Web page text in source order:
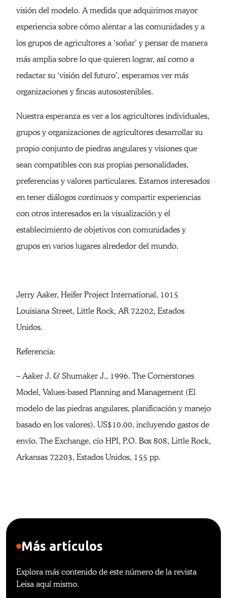
visión del modelo. A medida que adquirimos mayor
experiencia sobre cómo alentar a las comunidades y a
los grupos de agricultores a ‘soñar’ y pensar de manera
más amplia sobre lo que quieren lograr, así como a
redactar su ‘visión del futuro’, esperamos ver más
organizaciones y fincas autosostenibles.
Nuestra esperanza es ver a los agricultores individuales,
grupos y organizaciones de agricultores desarrollar su
propio conjunto de piedras angulares y visiones que
sean compatibles con sus propias personalidades,
preferencias y valores particulares. Estamos interesados
en tener diálogos continuos y compartir experiencias
con otros interesados en la visualización y el
establecimiento de objetivos con comunidades y
grupos en varios lugares alrededor del mundo.
Jerry Aaker, Heifer Project International, 1015
Louisiana Street, Little Rock, AR 72202, Estados
Unidos.
Referencia:
– Aaker J. & Shumaker J., 1996. The Cornerstones
Model, Values-based Planning and Management (El
modelo de las piedras angulares, planificación y manejo
basado en los valores). US$10.00, incluyendo gastos de
envío. The Exchange, cío HPI, P.O. Box 808, Little Rock,
Arkansas 72203, Estados Unidos, 155 pp.
Más artículos
Explora más contenido de este número de la revista
Leisa aquí mismo.